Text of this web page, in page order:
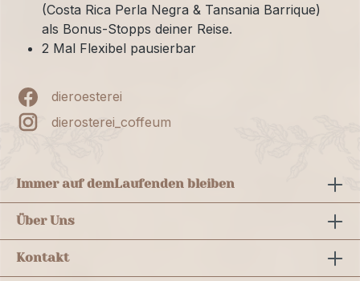
(Costa Rica Perla Negra & Tansania Barrique)
als Bonus-Stopps deiner Reise.
2 Mal Flexibel pausierbar
dieroesterei
dierosterei_coffeum
Immer auf demLaufenden bleiben
Über Uns
Kontakt